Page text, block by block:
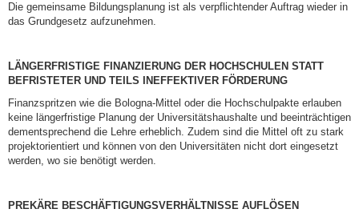
Die gemeinsame Bildungsplanung ist als verpflichtender Auftrag wieder in
das Grundgesetz aufzunehmen.
LÄNGERFRISTIGE FINANZIERUNG DER HOCHSCHULEN STATT
BEFRISTETER UND TEILS INEFFEKTIVER FÖRDERUNG
Finanzspritzen wie die Bologna-Mittel oder die Hochschulpakte erlauben
keine längerfristige Planung der Universitätshaushalte und beeinträchtigen
dementsprechend die Lehre erheblich. Zudem sind die Mittel oft zu stark
projektorientiert und können von den Universitäten nicht dort eingesetzt
werden, wo sie benötigt werden.
PREKÄRE BESCHÄFTIGUNGSVERHÄLTNISSE AUFLÖSEN